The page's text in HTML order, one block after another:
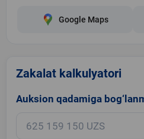
Google Maps
Zakalat kalkulyatori
Auksion qadamiga